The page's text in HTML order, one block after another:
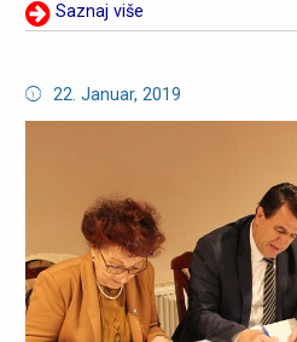
Saznaj više
22. Januar, 2019